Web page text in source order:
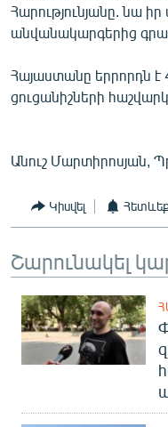
English
ՀԵՏԵՎԵՔ ՄԵԶ
«Ազատության»
Հարությունյանը. նա
անվանակարգերից
Հայաստանը երրորդն
ցուցանիշների
Անուշ Մարտիրոսյան,
Կիսվել
Շարունակել